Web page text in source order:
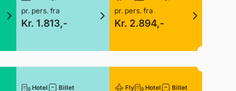
pr. pers. fra
Kr. 1.813,-
pr. pers. fra
Kr. 2.894,-
Hotel Billet Fly Hotel Billet